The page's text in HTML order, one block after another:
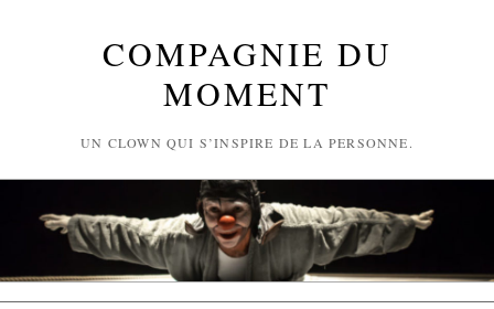
COMPAGNIE DU
MOMENT
UN CLOWN QUI S’INSPIRE DE LA PERSONNE.